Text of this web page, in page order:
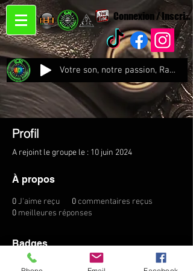
Connexion /
Votre son, notre passion, Radio CJC Recording Studio , là où chaque note prend vie !
Profil
A rejoint le groupe le : 10 juin 2024
À propos
0J'aime reçu 0commentaires reçus
0 meilleures réponses
Badges